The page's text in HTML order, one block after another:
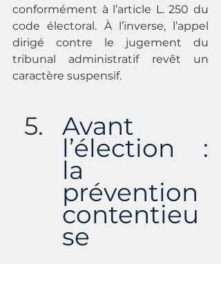
conformément à l’article L. 250 du
code électoral. À l’inverse, l’appel
dirigé contre le jugement du
tribunal administratif revêt un
caractère suspensif.
Avant
l’élection :
la
prévention
contentieu
se